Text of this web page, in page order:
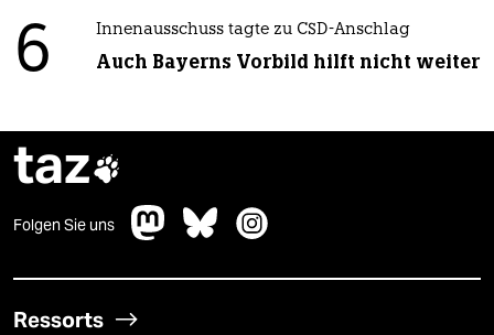
6 Innenausschuss tagte zu CSD-Anschlag
Auch Bayerns Vorbild hilft nicht weiter
taz
Folgen Sie uns
Ressorts